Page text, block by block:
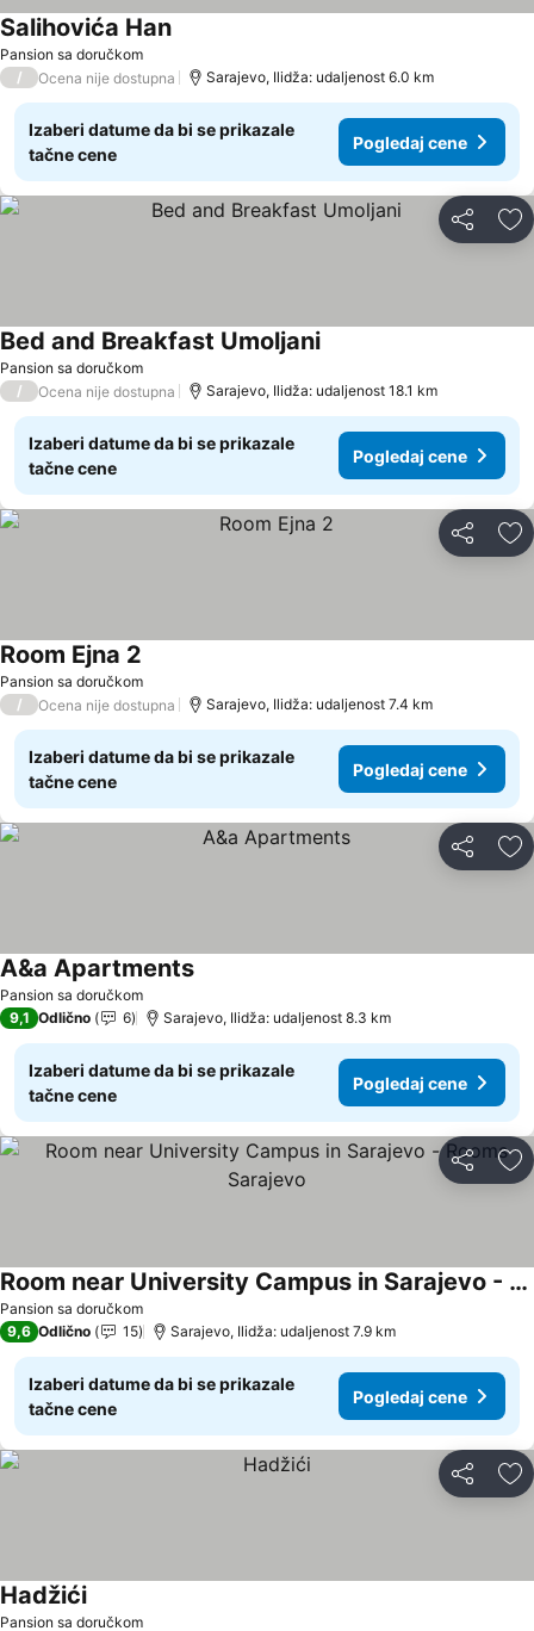
Pansion sa doručkom
Salihovića HanPogledaj cene
/ Ocena nije dostupna Sarajevo, Ilidža: udaljenost 6.0 km
Izaberi datume da bi se prikazale
tačne cene
Pogledaj cene
Deli
Pansion sa doručkom
Bed and Breakfast UmoljaniPogledaj cene
/ Ocena nije dostupna Sarajevo, Ilidža: udaljenost 18.1 km
Izaberi datume da bi se prikazale
tačne cene
Pogledaj cene
Deli
Pansion sa doručkom
Room Ejna 2
/ Ocena nije dostupna Sarajevo, Ilidža: udaljenost 7.4 km
Izaberi datume da bi se prikazale
tačne cene
Pogledaj cene
Deli
Pansion sa doručkom
A&a ApartmentsPogledaj cene
9,1 Odlično 6 Sarajevo, Ilidža: udaljenost 8.3 km
Izaberi datume da bi se prikazale
tačne cene
Pogledaj cene
Deli
Pansion sa doručkom
Room near University Campus in Sarajevo - Rooms Sarajevo
Pogledaj cene
9,6 Odlično 15 Sarajevo, Ilidža: udaljenost 7.9 km
Izaberi datume da bi se prikazale
tačne cene
Pogledaj cene
Deli
Pansion sa doručkom
HadžićiPogledaj cene